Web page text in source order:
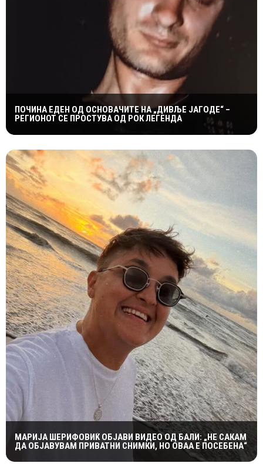
ПОЧИНА ЕДЕН ОД ОСНОВАЧИТЕ НА „ДИВЉЕ ЈАГОДЕ“ –
РЕГИОНОТ СЕ ПРОСТУВА ОД РОК ЛЕГЕНДА
МАРИЈА ШЕРИФОВИЌ ОБЈАВИ ВИДЕО ОД БАЛИ: „НЕ САКАМ
ДА ОБЈАВУВАМ ПРИВАТНИ СНИМКИ, НО ОВАА Е ПОСЕБЕНА“